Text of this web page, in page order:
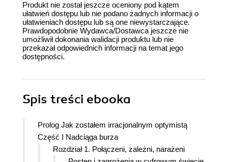
Produkt nie został jeszcze oceniony pod kątem
ułatwień dostępu lub nie podano żadnych informacji o
ułatwieniach dostępu lub są one niewystarczające.
Prawdopodobnie Wydawca/Dostawca jeszcze nie
umożliwił dokonania walidacji produktu lub nie
przekazał odpowiednich informacji na temat jego
dostępności.
Spis treści ebooka
Prolog Jak zostałem irracjonalnym optymistą
Część I Nadciąga burza
Rozdział 1. Połączeni, zależni, narażeni